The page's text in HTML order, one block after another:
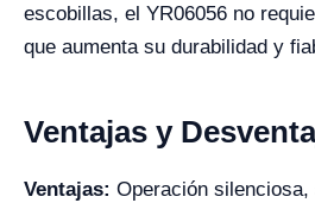
escobillas, el YR06056 no
que aumenta su durabilidad y
Ventajas y
Ventajas: Operación